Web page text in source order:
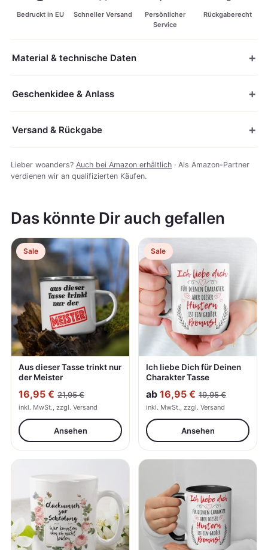
Bedruckt in EU Schneller Versand
Persönlicher
Service
Rückgaberecht
Material & technische Daten
Geschenkidee & Anlass
Versand & Rückgabe
Lieber woanders? Auch bei Amazon erhältlich · Als Amazon-Partner
verdienen wir an qualifizierten Käufen.
Das könnte Dir auch gefallen
Sale
Aus dieser Tasse trinkt nur
der Meister
16,95 € 21,95 €
inkl. MwSt., zzgl. Versand
Ansehen
Sale
Ich liebe Dich für Deinen
Charakter Tasse
ab 16,95 € 19,95 €
inkl. MwSt., zzgl. Versand
Ansehen